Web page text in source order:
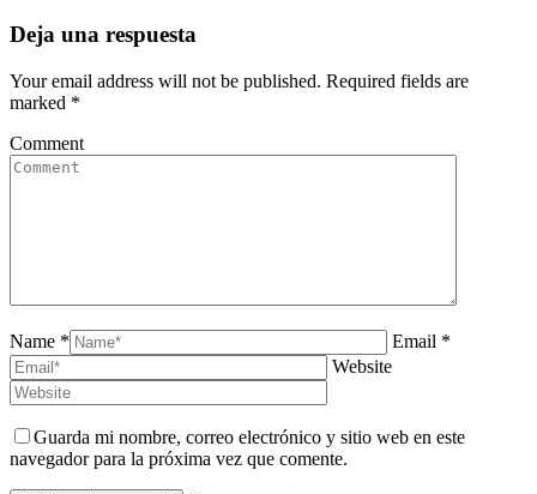
Deja una respuesta
Your email address will not be published. Required fields are
marked *
Comment
Name *
Email *
Website
Guarda mi nombre, correo electrónico y sitio web en este
navegador para la próxima vez que comente.